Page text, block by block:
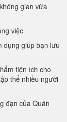
gian vừa
việc
dụng giúp bạn lưu
tiện ích cho
thể nhiều người
đạn của Quân